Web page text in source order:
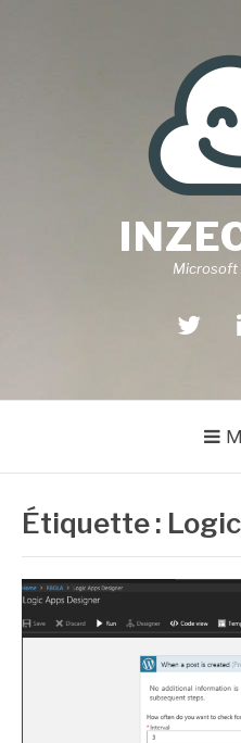
Microsoft
Étiquette :